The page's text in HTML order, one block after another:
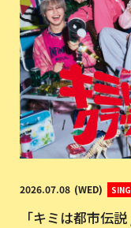
2026 07 08 WED
「キミは都市伝